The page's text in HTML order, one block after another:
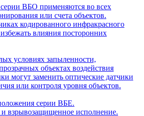
ВБО применяются во всех
или счета объектов.
кодированного инфракрасного
влияния посторонних
условиях запыленности,
объектах воздействия
могут заменить оптические датчики
или контроля уровня объектов.
серии ВБЕ.
взрывозащищенное исполнение.